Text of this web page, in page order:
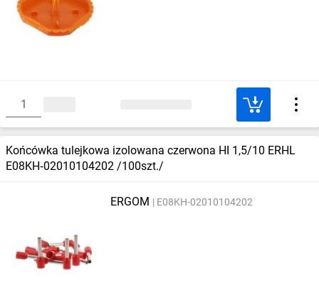
Końcówka tulejkowa izolowana czerwona HI 1,5/10 ERHL
E08KH‑02010104202 /100szt./
ERGOM E08KH-02010104202